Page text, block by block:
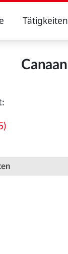
Tätigkeiten
Canaan